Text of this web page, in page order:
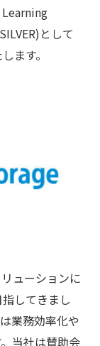
として
ます。
ューションに
してきまし
業務効率化や
当社は賛助会